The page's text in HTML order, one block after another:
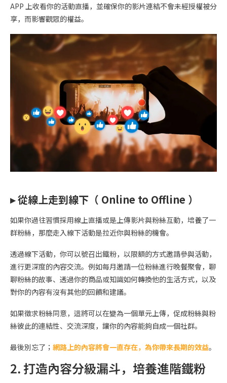
APP 上收看你的活動直播，並確保你的影片連結不會未經授權被分
享，而影響觀眾的權益。
▸ 從線上走到線下（ Online to Offline ）
如果你過往習慣採用線上直播或是上傳影片與粉絲互動，培養了一
群粉絲，那麼走入線下活動是拉近你與粉絲的機會。
透過線下活動，你可以號召出鐵粉，以限額的方式邀請參與活動，
進行更深度的內容交流。例如每月邀請一位粉絲進行晚餐聚會，聊
聊粉絲的故事、透過你的商品或知識如何轉換他的生活方式，以及
對你的內容有沒有其他的回饋和建議。
如果徵求粉絲同意，這將可以在變為一個單元上傳，促成粉絲與粉
絲彼此的連結性、交流深度，讓你的內容能夠自成一個社群。
最後別忘了； 網路上的內容將會一直存在，為你帶來長期的效益。
2. 打造內容分級漏斗，培養進階鐵粉